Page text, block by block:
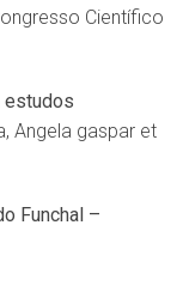
Científico
estudos
Angela gaspar et
Funchal –